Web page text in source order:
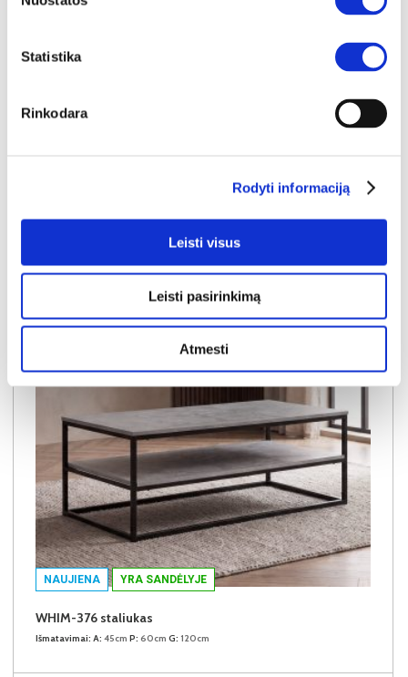
Statistika
Rinkodara
Rodyti informaciją
Leisti visus
Leisti pasirinkimą
Atmesti
WHIM-365 staliukas
Į krepšelį
NAUJIENA YRA SANDĖLYJE
WHIM-376 staliukas
Išmatavimai: A: 45cm P: 60cm G: 120cm